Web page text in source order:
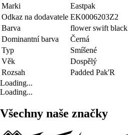
Marki
Eastpak
Odkaz na dodavatele EK0006203Z2
Barva
flower swift black
Dominantní barva
Černá
Typ
Smíšené
Věk
Dospělý
Rozsah
Padded Pak'R
Loading...
Loading...
Všechny naše značky